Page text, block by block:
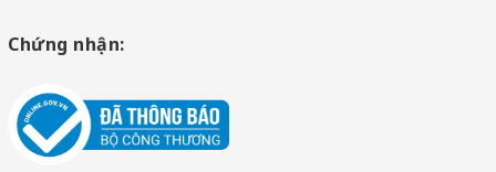
Chứng nhận: